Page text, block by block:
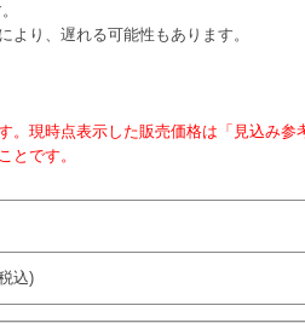
り、遅れる可能性もあります。
現時点表示した販売価格は「見込み
とです。
込)